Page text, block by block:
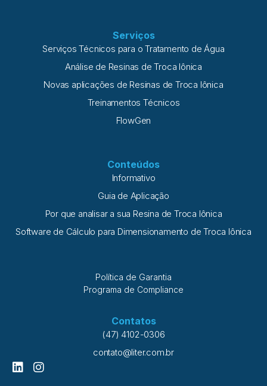
Serviços
Serviços Técnicos para o Tratamento de Água
Análise de Resinas de Troca Iônica
Novas aplicações de Resinas de Troca Iônica
Treinamentos Técnicos
FlowGen
Conteúdos
Informativo
Guia de Aplicação
Por que analisar a sua Resina de Troca Iônica
Software de Cálculo para Dimensionamento de Troca Iônica
Política de Garantia
Programa de Compliance
Contatos
(47) 4102-0306
contato@liter.com.br